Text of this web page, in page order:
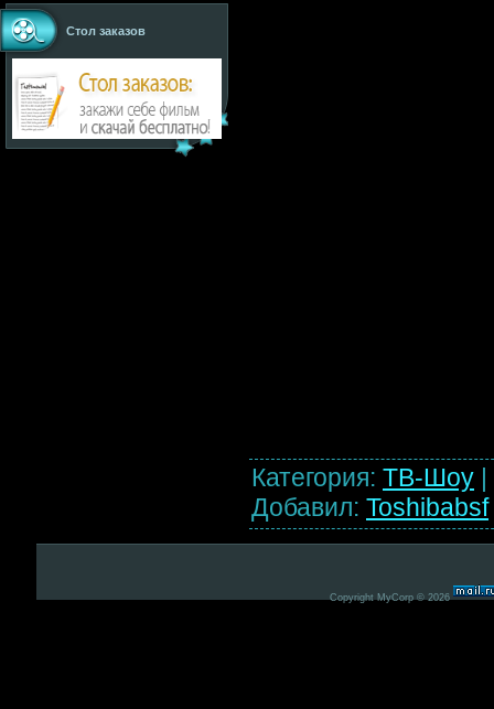
Стол заказов
Категория: ТВ-Шоу |
Добавил: Toshibabsf
Copyright MyCorp © 2026